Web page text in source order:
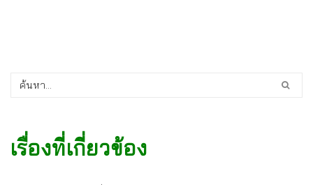
เรื่องที่เกี่ยวข้อง